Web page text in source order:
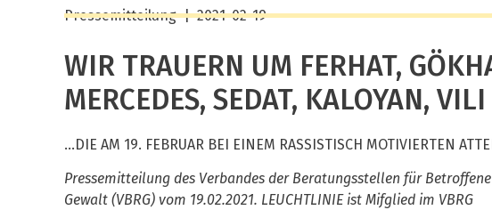
Pressemitteilung| 2021-02-19
WIR TRAUERN UM FERHAT,
MERCEDES, SEDAT, KALOYAN,
…DIE AM 19. FEBRUAR BEI EINEM RASSISTISCH MOTIVIERTEN
Pressemitteilung des Verbandes der Beratungsstellen für
Gewalt (VBRG) vom 19.02.2021. LEUCHTLINIE ist Mifglied im VBRG